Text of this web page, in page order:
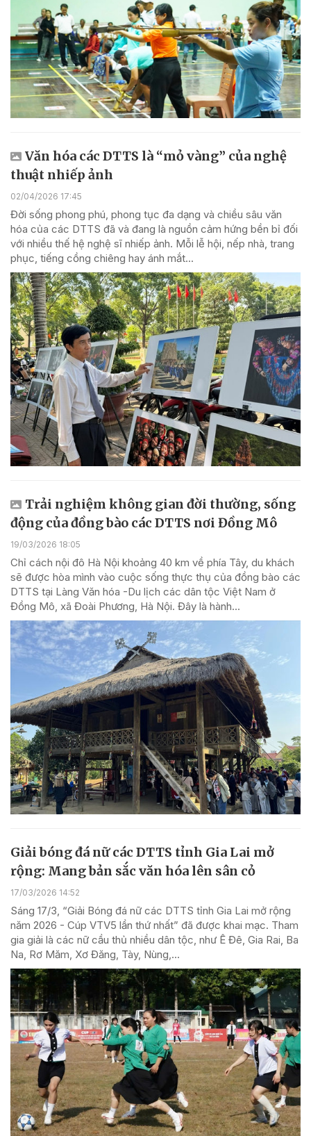
Văn hóa các DTTS là “mỏ vàng” của nghệ
thuật nhiếp ảnh
02/04/2026 17:45
Đời sống phong phú, phong tục đa dạng và chiều sâu văn
hóa của các DTTS đã và đang là nguồn cảm hứng bền bỉ đối
với nhiều thế hệ nghệ sĩ nhiếp ảnh. Mỗi lễ hội, nếp nhà, trang
phục, tiếng cồng chiêng hay ánh mắt...
Trải nghiệm không gian đời thường, sống
động của đồng bào các DTTS nơi Đồng Mô
19/03/2026 18:05
Chỉ cách nội đô Hà Nội khoảng 40 km về phía Tây, du khách
sẽ được hòa mình vào cuộc sống thực thụ của đồng bào các
DTTS tại Làng Văn hóa -Du lịch các dân tộc Việt Nam ở
Đồng Mô, xã Đoài Phương, Hà Nội. Đây là hành...
Giải bóng đá nữ các DTTS tỉnh Gia Lai mở
rộng: Mang bản sắc văn hóa lên sân cỏ
17/03/2026 14:52
Sáng 17/3, “Giải Bóng đá nữ các DTTS tỉnh Gia Lai mở rộng
năm 2026 - Cúp VTV5 lần thứ nhất” đã được khai mạc. Tham
gia giải là các nữ cầu thủ nhiều dân tộc, như Ê Đê, Gia Rai, Ba
Na, Rơ Măm, Xơ Đăng, Tày, Nùng,...